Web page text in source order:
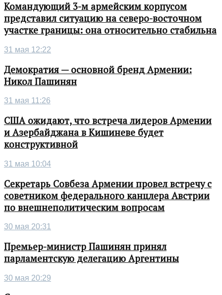
Командующий 3-м армейским корпусом
представил ситуацию на северо-восточном
участке границы: она относительно стабильна
31 мая 12:22
Демократия — основной бренд Армении:
Никол Пашинян
31 мая 11:26
США ожидают, что встреча лидеров Армении
и Азербайджана в Кишиневе будет
конструктивной
31 мая 10:04
Секретарь Совбеза Армении провел встречу с
советником федерального канцлера Австрии
по внешнеполитическим вопросам
30 мая 20:31
Премьер-министр Пашинян принял
парламентскую делегацию Аргентины
30 мая 20:29